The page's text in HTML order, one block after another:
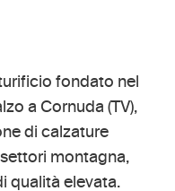
fondato nel
a Cornuda (TV),
di calzature
montagna,
qualità elevata.